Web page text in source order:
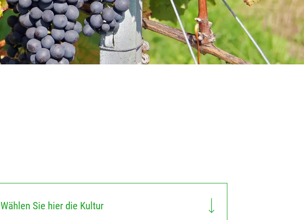
Wählen Sie hier die Kultur